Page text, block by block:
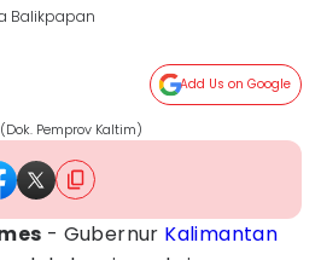
Balikpapan
Add Us on Google
Pemprov Kaltim)
- Gubernur Kalimantan